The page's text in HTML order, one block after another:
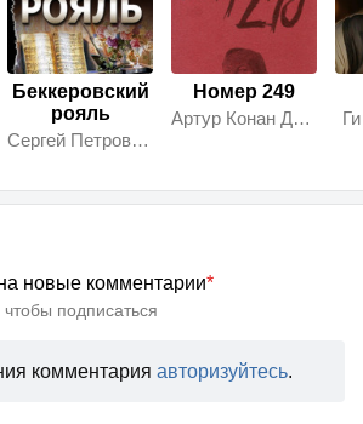
Беккеровский
рояль
Сергей Петрович Антонов
Номер 249
Артур Конан Дойл
новые комментарии*
чтобы подписаться
комментария авторизуйтесь.